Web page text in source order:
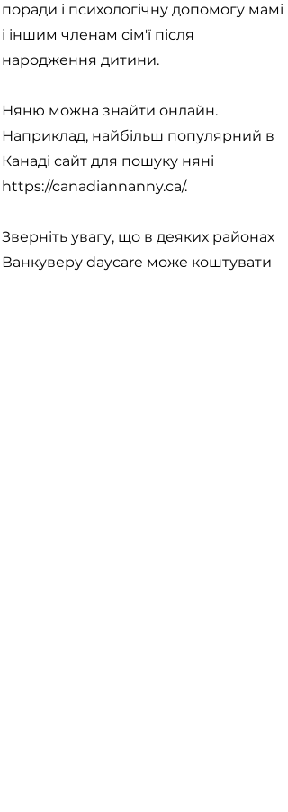
поради і психологічну допомогу мамі
і іншим членам сім'ї після
народження дитини.
Няню можна знайти онлайн.
Наприклад, найбільш популярний в
Канаді сайт для пошуку няні
https://canadiannanny.ca/.
Зверніть увагу, що в деяких районах
Ванкуверу daycare може коштувати